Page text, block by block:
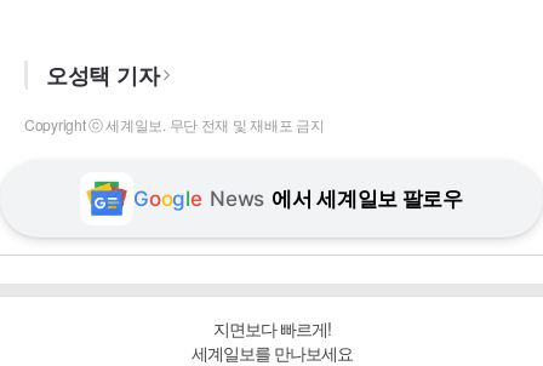
오성택 기자
Copyright ⓒ 세계일보. 무단 전재 및 재배포 금지
Google News 에서 세계일보 팔로우
지면보다 빠르게!
세계일보를 만나보세요